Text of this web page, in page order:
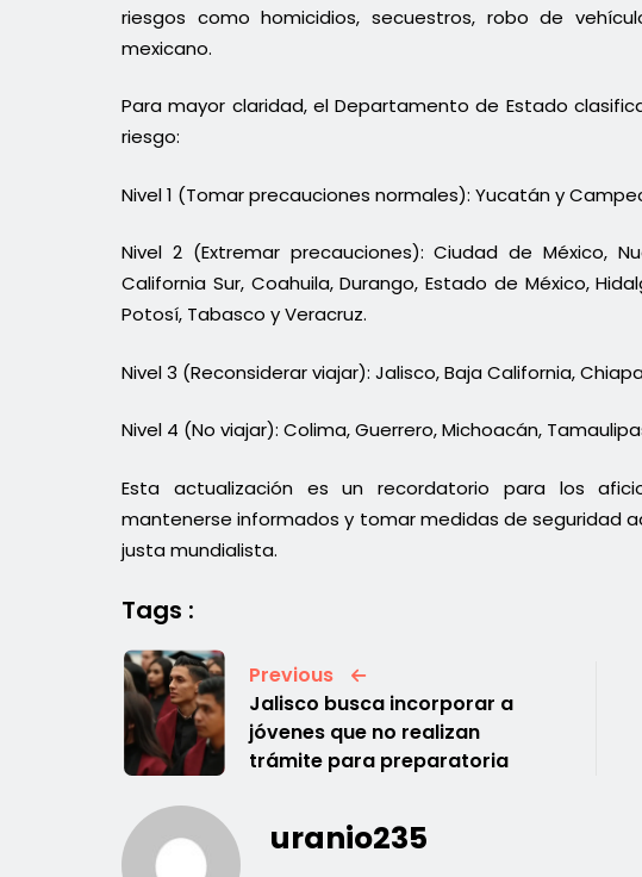
riesgos como homicidios, secuestros, robo de
mexicano.
Para mayor claridad, el Departamento de Estado
riesgo:
Nivel 1 (Tomar precauciones normales): Yucatán y
Nivel 2 (Extremar precauciones): Ciudad de México,
California Sur, Coahuila, Durango, Estado de México,
Potosí, Tabasco y Veracruz.
Nivel 3 (Reconsiderar viajar): Jalisco, Baja California,
Nivel 4 (No viajar): Colima, Guerrero, Michoacán,
Esta actualización es un recordatorio para los
mantenerse informados y tomar medidas de seguridad
justa mundialista.
Tags :
Previous
Jalisco busca incorporar a
jóvenes que no realizan
trámite para preparatoria
uranio235